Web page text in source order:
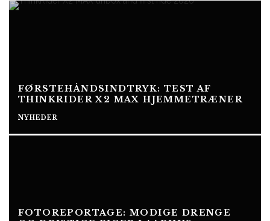
FØRSTEHÅNDSINDTRYK: TEST AF
THINKRIDER X2 MAX HJEMMETRÆNER
NYHEDER
FOTOREPORTAGE: MODIGE DRENGE